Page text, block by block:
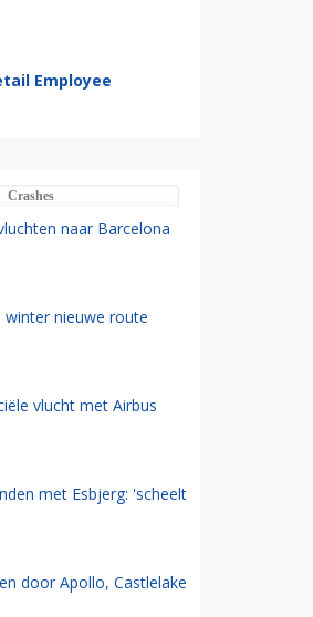
Employee
Crashes
naar Barcelona
nieuwe route
vlucht met Airbus
met Esbjerg: 'scheelt
door Apollo, Castlelake